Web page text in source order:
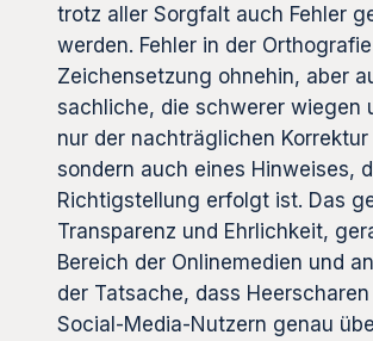
trotz aller Sorgfalt auch Fehler
werden. Fehler in der
Zeichensetzung ohnehin, aber
sachliche, die schwerer wiegen
nur der nachträglichen
sondern auch eines Hinweises,
Richtigstellung erfolgt ist. Das
Transparenz und Ehrlichkeit,
Bereich der Onlinemedien und
der Tatsache, dass
Social-Media-Nutzern genau